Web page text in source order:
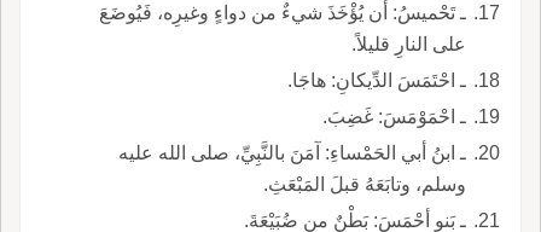
ـ تَحْميسُ: أن يُؤْخَذَ شيءٌ من دواءٍ وغيرِه، فَيُوضَعَ
على النارِ قليلاً.
ـ احْتَمَسَ الدِّيكانِ: هاجَا.
ـ احْمَوْمَسَ: غَضِبَ.
ـ ابنُ أبي الحَمْساءِ: آمَنَ بالنَّبِيِّ، صلى الله عليه
وسلم، وتابَعَهُ قبلَ المَبْعَثِ.
ـ بَنو أحْمَسَ: بَطْنٌ من ضُبَيْعَةَ.